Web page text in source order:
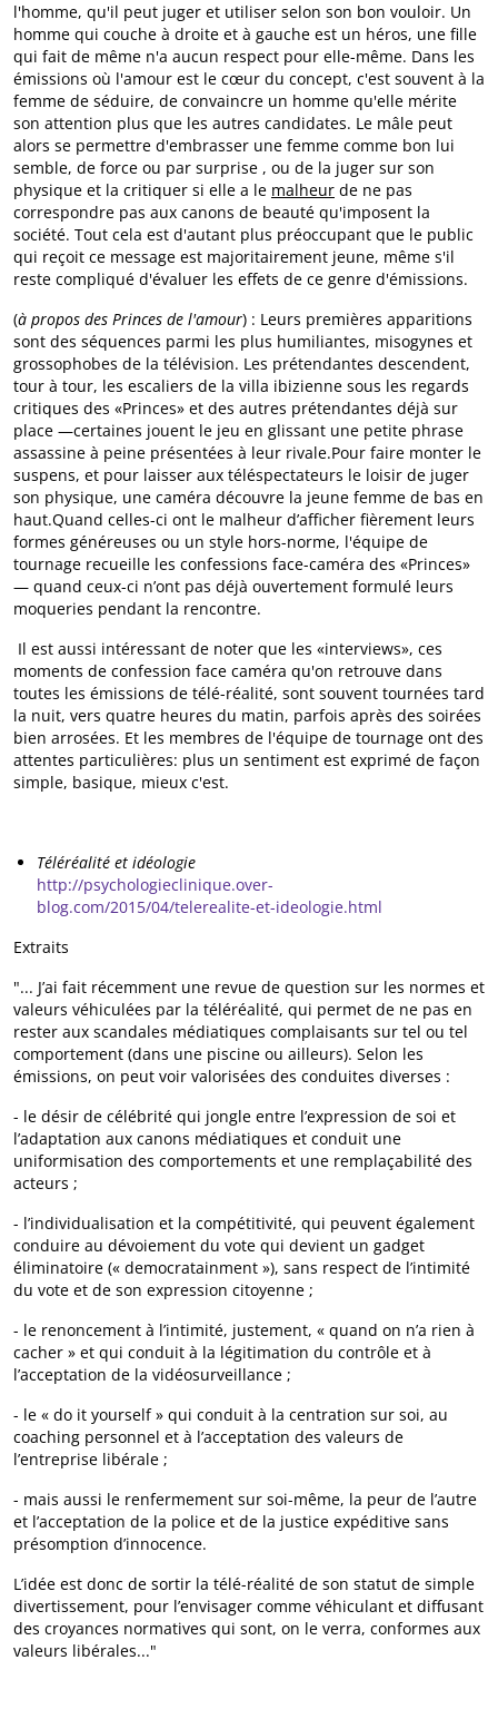
l'homme, qu'il peut juger et utiliser selon son bon vouloir. Un
homme qui couche à droite et à gauche est un héros, une fille
qui fait de même n'a aucun respect pour elle-même. Dans les
émissions où l'amour est le cœur du concept, c'est souvent à la
femme de séduire, de convaincre un homme qu'elle mérite
son attention plus que les autres candidates. Le mâle peut
alors se permettre d'embrasser une femme comme bon lui
semble, de force ou par surprise , ou de la juger sur son
physique et la critiquer si elle a le malheur de ne pas
correspondre pas aux canons de beauté qu'imposent la
société. Tout cela est d'autant plus préoccupant que le public
qui reçoit ce message est majoritairement jeune, même s'il
reste compliqué d'évaluer les effets de ce genre d'émissions.
(à propos des Princes de l'amour) : Leurs premières apparitions
sont des séquences parmi les plus humiliantes, misogynes et
grossophobes de la télévision. Les prétendantes descendent,
tour à tour, les escaliers de la villa ibizienne sous les regards
critiques des «Princes» et des autres prétendantes déjà sur
place —certaines jouent le jeu en glissant une petite phrase
assassine à peine présentées à leur rivale.Pour faire monter le
suspens, et pour laisser aux téléspectateurs le loisir de juger
son physique, une caméra découvre la jeune femme de bas en
haut.Quand celles-ci ont le malheur d’afficher fièrement leurs
formes généreuses ou un style hors-norme, l'équipe de
tournage recueille les confessions face-caméra des «Princes»
— quand ceux-ci n’ont pas déjà ouvertement formulé leurs
moqueries pendant la rencontre.
Il est aussi intéressant de noter que les «interviews», ces
moments de confession face caméra qu'on retrouve dans
toutes les émissions de télé-réalité, sont souvent tournées tard
la nuit, vers quatre heures du matin, parfois après des soirées
bien arrosées. Et les membres de l'équipe de tournage ont des
attentes particulières: plus un sentiment est exprimé de façon
simple, basique, mieux c'est.
Téléréalité et idéologie
http://psychologieclinique.over-
blog.com/2015/04/telerealite-et-ideologie.html
Extraits
"... J’ai fait récemment une revue de question sur les normes et
valeurs véhiculées par la téléréalité, qui permet de ne pas en
rester aux scandales médiatiques complaisants sur tel ou tel
comportement (dans une piscine ou ailleurs). Selon les
émissions, on peut voir valorisées des conduites diverses :
- le désir de célébrité qui jongle entre l’expression de soi et
l’adaptation aux canons médiatiques et conduit une
uniformisation des comportements et une remplaçabilité des
acteurs ;
- l’individualisation et la compétitivité, qui peuvent également
conduire au dévoiement du vote qui devient un gadget
éliminatoire (« democratainment »), sans respect de l’intimité
du vote et de son expression citoyenne ;
- le renoncement à l’intimité, justement, « quand on n’a rien à
cacher » et qui conduit à la légitimation du contrôle et à
l’acceptation de la vidéosurveillance ;
- le « do it yourself » qui conduit à la centration sur soi, au
coaching personnel et à l’acceptation des valeurs de
l’entreprise libérale ;
- mais aussi le renfermement sur soi-même, la peur de l’autre
et l’acceptation de la police et de la justice expéditive sans
présomption d’innocence.
L’idée est donc de sortir la télé-réalité de son statut de simple
divertissement, pour l’envisager comme véhiculant et diffusant
des croyances normatives qui sont, on le verra, conformes aux
valeurs libérales..."